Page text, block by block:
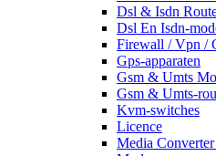
Dsl & Isdn
Dsl En Isdn-
Firewall / Vpn /
Gps-apparaten
Gsm & Umts
Gsm & Umts-
Kvm-switches
Licence
Media